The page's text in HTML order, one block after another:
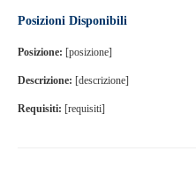
Posizioni Disponibili
Posizione: [posizione]
Descrizione: [descrizione]
Requisiti: [requisiti]